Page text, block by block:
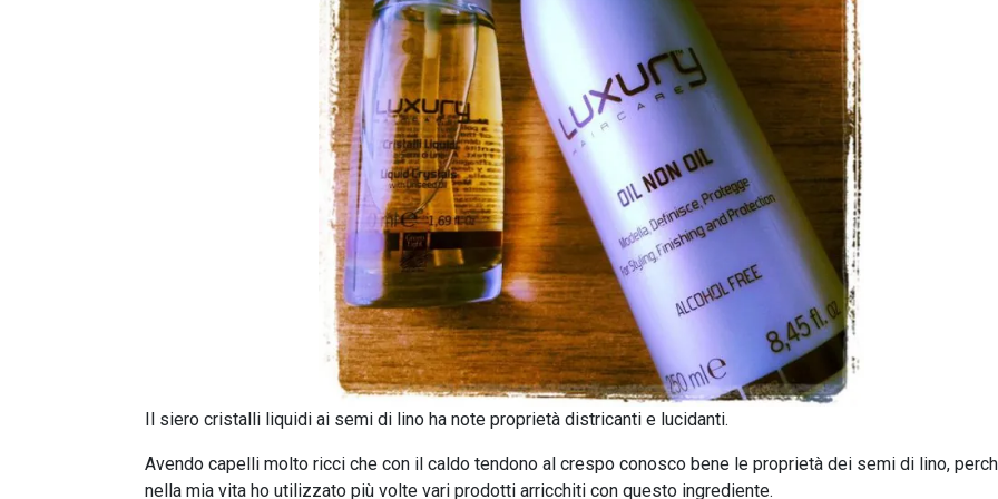
Il siero cristalli liquidi ai semi di lino ha note proprietà districanti e lucidanti.
Avendo capelli molto ricci che con il caldo tendono al crespo conosco bene le proprietà dei semi di lino,
nella mia vita ho utilizzato più volte vari prodotti arricchiti con questo ingrediente.